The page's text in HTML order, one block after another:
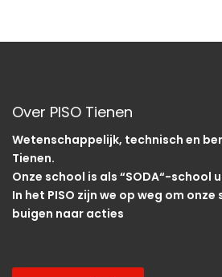
Over PISO Tienen
Wetenschappelijk, technisch en
Tienen.
Onze school is als “SODA“-school
In het PISO zijn we op weg om
buigen naar acties